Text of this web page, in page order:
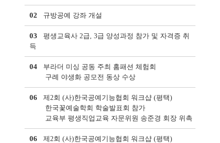
02 규방공예 강좌 개설
03
평생교육사 2급, 3급 양성과정 참가 및 자격증 취
득
04
부라더 미싱 공동 주최 홈패션 체험회
구례 야생화 공모전 동상 수상
06
제2회 (사)한국공예기능협회 워크샵 (평택)
한국꽃예술학회 학술발표회 참가
교육부 평생직업교육 자문위원 송준경 회장 위촉
06
제2회 (사)한국공예기능협회 워크샵 (평택)